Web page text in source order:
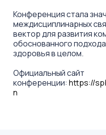
Конференция стала
междисциплинарных
вектор для развития
обоснованного
здоровья в целом.
Официальный сайт
конференции: https://
n